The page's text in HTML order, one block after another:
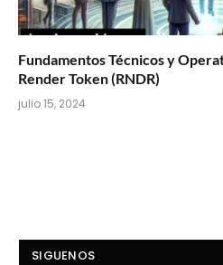
Fundamentos Técnicos y
Render Token (RNDR)
julio 15, 2024
SIGUENOS